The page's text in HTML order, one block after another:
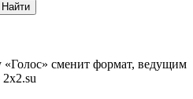
Найти
«Голос» сменит формат, ведущим